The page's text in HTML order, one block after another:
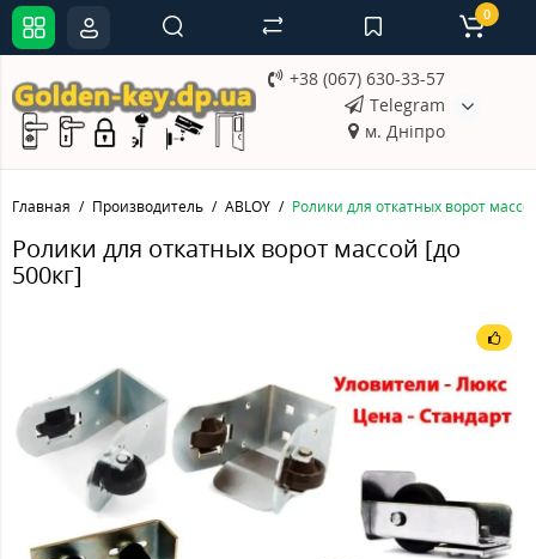
+38 (067) 630-33-57
Telegram
м. Дніпро
0
Главная Производитель ABLOY Ролики для откатных ворот
Ролики для откатных ворот массой [до
500кг]